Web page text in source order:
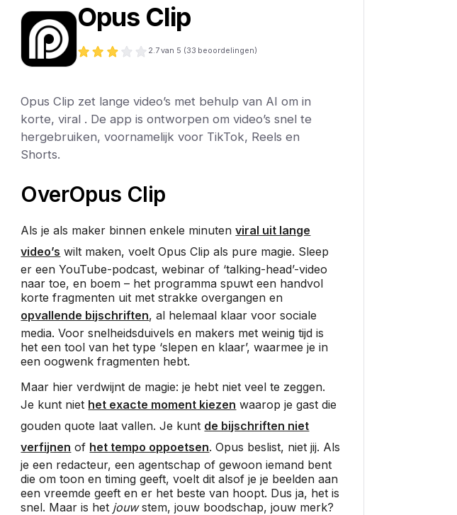
Opus Clip
2.7van 5 (33 beoordelingen)
Opus Clip zet lange video’s met behulp van AI om in
korte, viral . De app is ontworpen om video’s snel te
hergebruiken, voornamelijk voor TikTok, Reels en
Shorts.
OverOpus Clip
Als je als maker binnen enkele minutenviral uit lange
video’s wilt maken, voelt Opus Clip als pure magie. Sleep
er een YouTube-podcast, webinar of ‘talking-head’-video
naar toe, en boem – het programma spuwt een handvol
korte fragmenten uit met strakke overgangen en
opvallende bijschriften, al helemaal klaar voor sociale
media. Voor snelheidsduivels en makers met weinig tijd is
het een tool van het type ‘slepen en klaar’, waarmee je in
een oogwenk fragmenten hebt.
Maar hier verdwijnt de magie: je hebt niet veel te zeggen.
Je kunt niet het exacte moment kiezen waarop je gast die
gouden quote laat vallen. Je kunt de bijschriften niet
verfijnen of het tempo oppoetsen. Opus beslist, niet jij. Als
je een redacteur, een agentschap of gewoon iemand bent
die om toon en timing geeft, voelt dit alsof je je beelden aan
een vreemde geeft en er het beste van hoopt. Dus ja, het is
snel. Maar is het jouwstem, jouw boodschap, jouw merk?